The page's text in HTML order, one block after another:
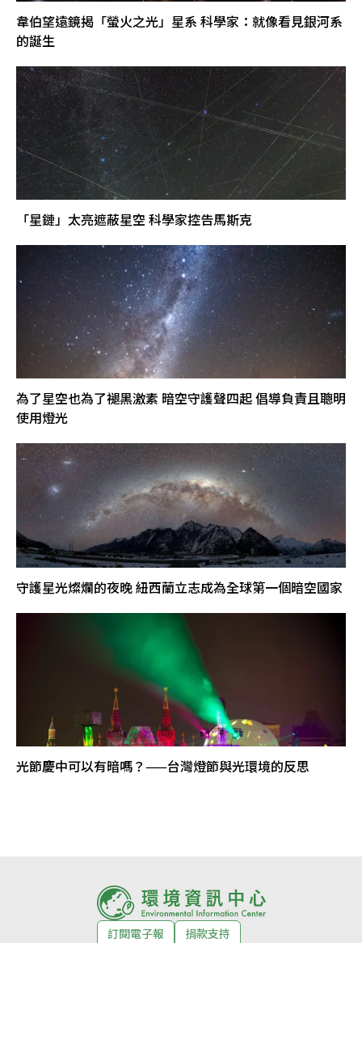
韋伯望遠鏡揭「螢火之光」星系 科學家：就像看見銀河系
的誕生
「星鏈」太亮遮蔽星空 科學家控告馬斯克
為了星空也為了褪黑激素 暗空守護聲四起 倡導負責且聰明
使用燈光
守護星光燦爛的夜晚 紐西蘭立志成為全球第一個暗空國家
光節慶中可以有暗嗎？——台灣燈節與光環境的反思
訂閱電子報
捐款支持